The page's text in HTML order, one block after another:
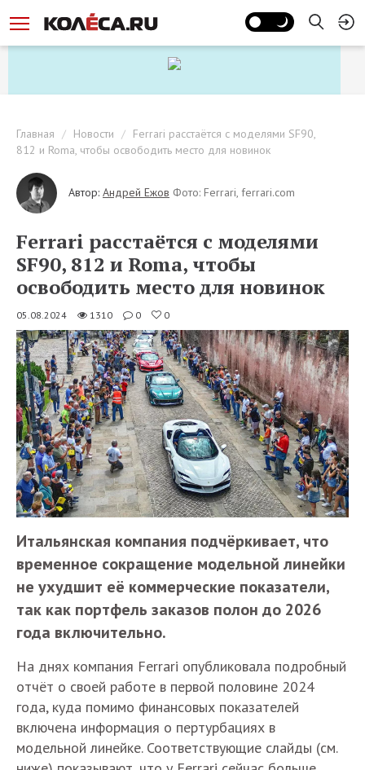
Главная Новости
Ferrari расстаётся с моделями SF90,
812 и Roma, чтобы освободить место для новинок
Автор: Андрей Ежов Фото: Ferrari, ferrari.com
Ferrari расстаётся с моделями
SF90, 812 и Roma, чтобы
освободить место для новинок
05.08.2024 1310 0 0
Итальянская компания подчёркивает, что
временное сокращение модельной линейки
не ухудшит её коммерческие показатели,
так как портфель заказов полон до 2026
года включительно.
На днях компания Ferrari опубликовала подробный
отчёт о своей работе в первой половине 2024
года, куда помимо финансовых показателей
включена информация о пертурбациях в
модельной линейке. Соответствующие слайды (см.